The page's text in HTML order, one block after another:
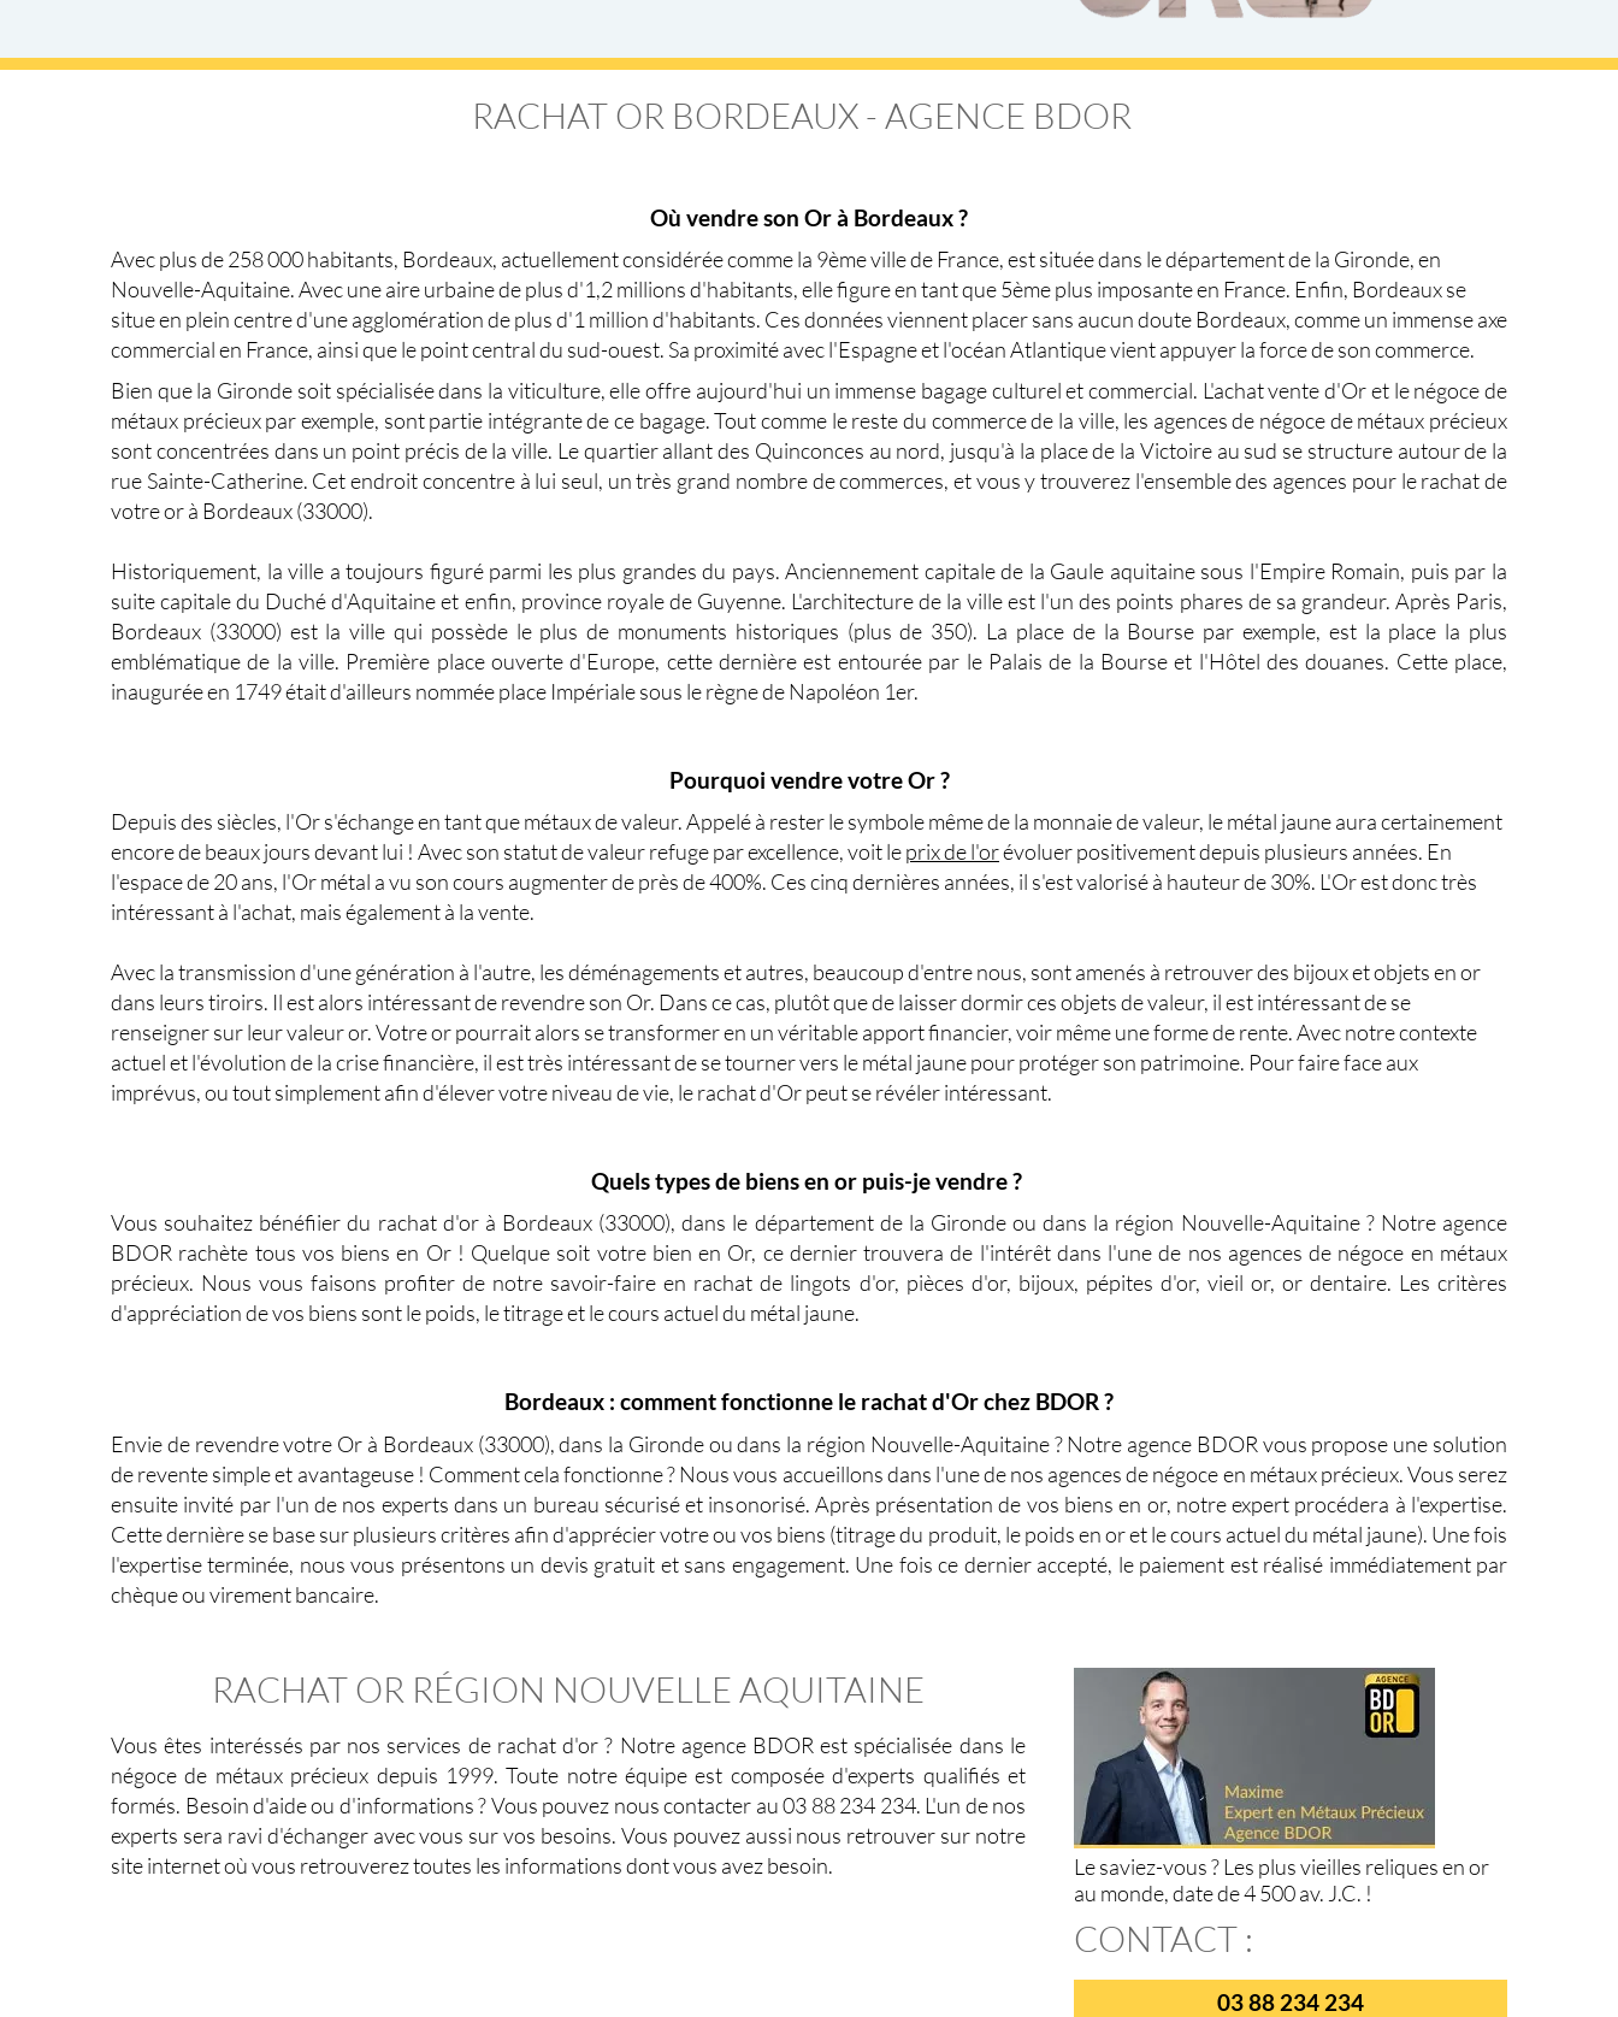
RACHAT OR BORDEAUX - AGENCE BDOR
Où vendre son Or à Bordeaux ?
Avec plus de 258 000 habitants, Bordeaux, actuellement considérée comme la 9ème ville de France, est située dans ledépartement de la Gironde, en
Nouvelle-Aquitaine. Avec une aire urbaine de plus d'1,2 millions d'habitants, elle figure en tant que 5ème plus imposante en France. Enfin, Bordeaux se
situe en plein centre d'une agglomération de plus d'1 million d'habitants. Ces données viennent placer sans aucun doute Bordeaux, comme un immense axe
commercial en France, ainsi que le point central du sud-ouest. Sa proximité avec l'Espagne et l'océan Atlantique vient appuyer la force de son commerce.
Bien que la Gironde soit spécialisée dans la viticulture, elle offre aujourd'hui un immense bagage culturel et commercial. L'achat vente d'Oret lenégoce de
métaux précieuxpar exemple, sont partie intégrante de ce bagage. Tout comme le reste du commerce de la ville, les agences de négoce de métaux précieux
sont concentrées dans un point précis de la ville. Le quartier allant des Quinconces au nord, jusqu'à la place de la Victoire au sud se structure autour de la
rue Sainte-Catherine. Cet endroit concentre à lui seul, un très grand nombre de commerces, et vous y trouverez l'ensemble des agences pour lerachat de
votre or à Bordeaux (33000).
Historiquement, la ville a toujours figuré parmi les plus grandes du pays. Anciennement capitale de la Gaule aquitaine sous l'Empire Romain, puis par la
suite capitale du Duché d'Aquitaine et enfin, province royale de Guyenne. L'architecture de la ville est l'un des points phares de sa grandeur. Après Paris,
Bordeaux (33000) est la ville qui possède le plus de monuments historiques (plus de 350). La place de la Bourse par exemple, est la place la plus
emblématique de la ville. Première place ouverte d'Europe, cette dernière est entourée par le Palais de la Bourse et l'Hôtel des douanes. Cette place,
inaugurée en 1749 était d'ailleurs nommée place Impériale sous le règne de Napoléon 1er.
Pourquoi vendre votre Or ?
Depuis des siècles, l'Ors'échange en tant que métaux de valeur. Appelé à rester le symbole même de la monnaie de valeur, le métal jaune aura certainement
encore de beaux jours devant lui ! Avec son statut devaleur refugepar excellence, voit leprix de l'orévoluer positivement depuis plusieurs années. En
l'espace de 20 ans, l'Or métal a vu son cours augmenter de près de 400%. Ces cinq dernières années, il s'est valorisé à hauteur de 30%. L'Or est donc très
intéressant à l'achat, mais également à la vente.
Avec la transmission d'une génération à l'autre, les déménagements et autres, beaucoup d'entre nous, sont amenés à retrouver des bijoux et objets en or
dans leurs tiroirs. Il est alors intéressant derevendre son Or. Dans ce cas, plutôt que de laisser dormir ces objets de valeur, il est intéressant de se
renseigner sur leurvaleur or. Votre or pourrait alors se transformer en un véritable apport financier, voir même une forme de rente. Avec notre contexte
actuel et l'évolution de la crise financière, il est très intéressant de se tourner vers le métal jaune pour protéger son patrimoine. Pour faire face aux
imprévus, ou tout simplement afin d'élever votre niveau de vie, lerachat d'Orpeut se révéler intéressant.
Quels types de biens en or puis-je vendre ?
Vous souhaitez bénéfiier du rachat d'or à Bordeaux(33000), dans le département de la Girondeou dans la région Nouvelle-Aquitaine? Notre agence
BDOR rachète tous vos biens en Or ! Quelque soit votre bien en Or, ce dernier trouvera de l'intérêt dans l'une de nos agences de négoce en métaux
précieux. Nous vous faisons profiter de notre savoir-faire en rachat de lingots d'or, pièces d'or, bijoux, pépites d'or, vieil or, or dentaire. Les critères
d'appréciation de vos biens sont le poids, le titrage et le cours actuel du métal jaune.
Bordeaux : comment fonctionne le rachat d'Or chez BDOR ?
Envie de revendre votre Or à Bordeaux(33000), dans la Gironde ou dans la région Nouvelle-Aquitaine ? Notre agence BDOR vous propose une solution
de revente simple et avantageuse ! Comment cela fonctionne ? Nous vous accueillons dans l'une de nos agences de négoce en métaux précieux. Vous serez
ensuite invité par l'un de nos experts dans un bureau sécurisé et insonorisé. Après présentation de vos biens en or, notre expert procédera à l'expertise.
Cette dernière se base sur plusieurs critères afin d'apprécier votre ou vos biens (titrage du produit, le poids en or et le cours actuel du métal jaune). Une fois
l'expertise terminée, nous vous présentons un devis gratuit et sans engagement. Une fois ce dernier accepté, le paiement est réalisé immédiatement par
chèque ou virement bancaire.
RACHAT OR RÉGION NOUVELLE AQUITAINE
Vous êtes interéssés par nos services de rachat d'or ? Notre agence BDOR est spécialisée dans le
négoce de métaux précieux depuis 1999. Toute notre équipe est composée d'experts qualifiés et
formés. Besoin d'aide ou d'informations ? Vous pouvez nous contacter au 03 88 234 234. L'un de nos
experts sera ravi d'échanger avec vous sur vos besoins. Vous pouvez aussi nous retrouver sur notre
site internet où vous retrouverez toutes les informations dont vous avez besoin.
Le saviez-vous ? Les plus vieilles reliques en or
au monde, date de 4 500 av. J.C. !
CONTACT :
03 88 234 234